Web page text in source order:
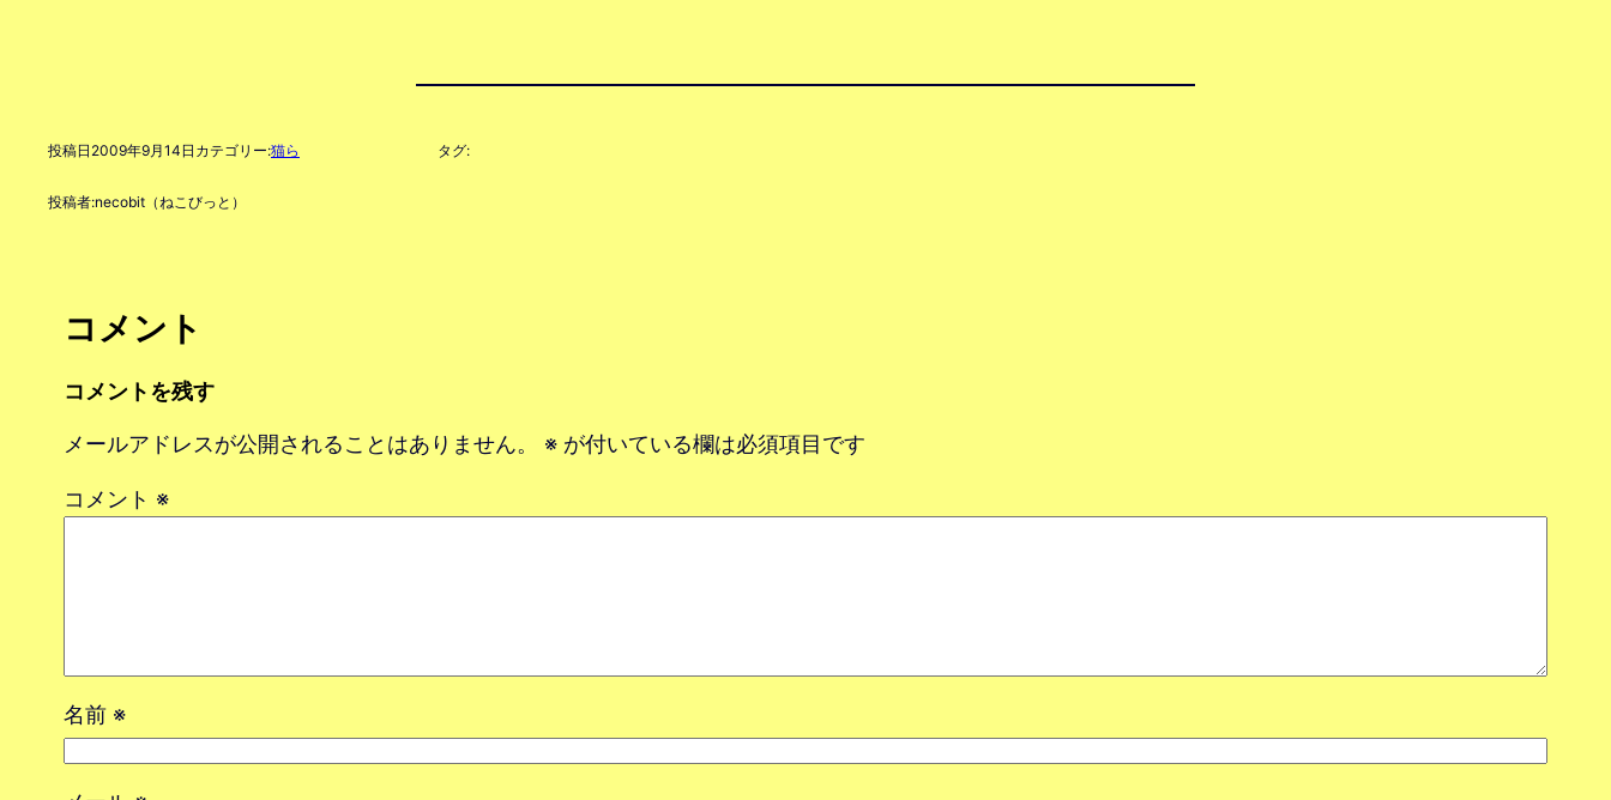
投稿日 2009年9月14日 カテゴリー:猫ら
投稿者:necobit（ねこびっと）
タグ:
コメント
コメントを残す
メールアドレスが公開されることはありません。 ※ が付いている欄は必須項目です
コメント ※
名前 ※